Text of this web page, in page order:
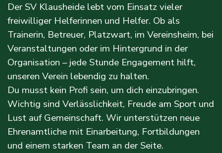
Der SV Klausheide lebt vom Einsatz vieler
freiwilliger Helferinnen und Helfer. Ob als
Trainerin, Betreuer, Platzwart, im Vereinsheim, bei
Veranstaltungen oder im Hintergrund in der
Organisation – jede Stunde Engagement hilft,
unseren Verein lebendig zu halten.
Du musst kein Profi sein, um dich einzubringen.
Wichtig sind Verlässlichkeit, Freude am Sport und
Lust auf Gemeinschaft. Wir unterstützen neue
Ehrenamtliche mit Einarbeitung, Fortbildungen
und einem starken Team an der Seite.